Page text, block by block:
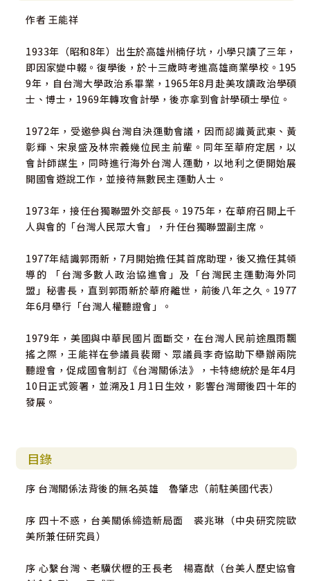
作者 王能祥
1933年（昭和8年）出生於高雄州楠仔坑，小學只讀了三年，
即因家變中輟。復學後，於十三歲時考進高雄商業學校。195
9年，自台灣大學政治系畢業，1965年8月赴美攻讀政治學碩
士、博士，1969年轉攻會計學，後亦拿到會計學碩士學位。
1972年，受邀參與台灣自決運動會議，因而認識黃武東、黃
彰輝、宋泉盛及林宗義幾位民主前輩。同年至華府定居，以
會計師謀生，同時進行海外台灣人運動，以地利之便開始展
開國會遊說工作，並接待無數民主運動人士。
1973年，接任台獨聯盟外交部長。1975年，在華府召開上千
人與會的「台灣人民眾大會」，升任台獨聯盟副主席。
1977年結識郭雨新，7月開始擔任其首席助理，後又擔任其領
導的 「台灣多數人政治協進會」及「台灣民主運動海外同
盟」秘書長，直到郭雨新於華府離世，前後八年之久。1977
年6月舉行「台灣人權聽證會」。
1979年，美國與中華民國片面斷交，在台灣人民前途風雨飄
搖之際，王能祥在參議員裴爾、眾議員李奇協助下舉辦兩院
聽證會，促成國會制訂《台灣關係法》，卡特總統於是年4月
10日正式簽署，並溯及1 月1日生效，影響台灣爾後四十年的
發展。
目錄
序 台灣關係法背後的無名英雄 魯肇忠（前駐美國代表）
序 四十不惑，台美關係締造新局面 裘兆琳（中央研究院歐
美所兼任研究員）
序 心繫台灣、老驥伏櫪的王長老 楊嘉猷（台美人歷史協會